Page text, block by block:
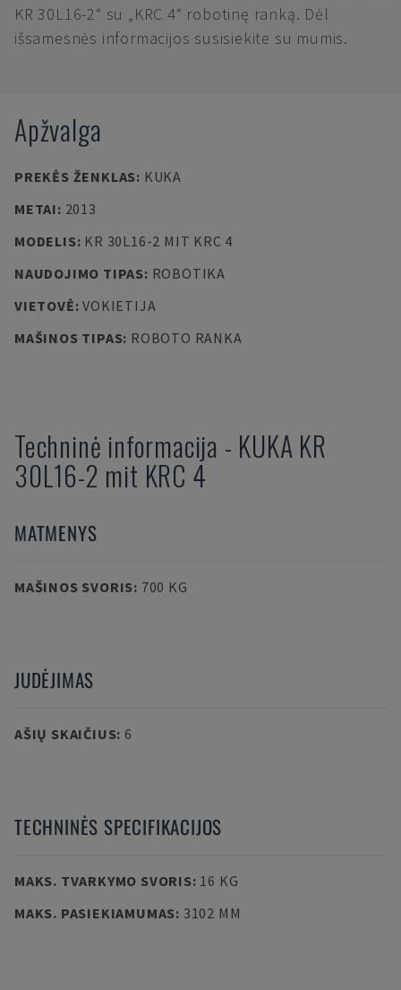
KR 30L16-2“ su „KRC 4“ robotinę ranką. Dėl
išsamesnės informacijos susisiekite su mumis.
Apžvalga
PREKĖS ŽENKLAS: KUKA
METAI: 2013
MODELIS: KR 30L16-2 MIT KRC 4
NAUDOJIMO TIPAS: ROBOTIKA
VIETOVĖ:VOKIETIJA
MAŠINOS TIPAS: ROBOTO RANKA
Techninė informacija - KUKA KR
30L16-2 mit KRC 4
MATMENYS
MAŠINOS SVORIS: 700 KG
JUDĖJIMAS
AŠIŲ SKAIČIUS: 6
TECHNINĖS SPECIFIKACIJOS
MAKS. TVARKYMO SVORIS: 16 KG
MAKS. PASIEKIAMUMAS: 3102 MM